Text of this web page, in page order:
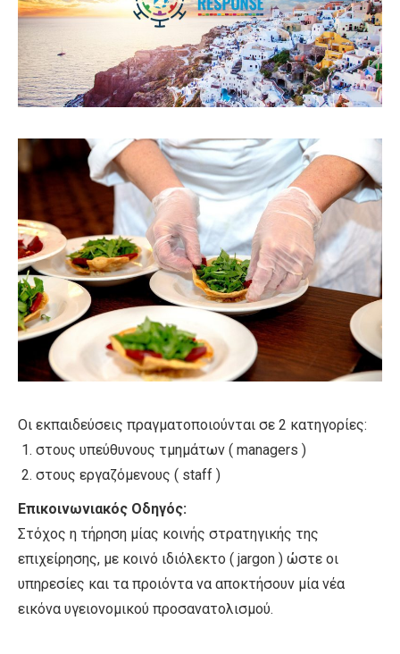
Οι εκπαιδεύσεις πραγματοποιούνται σε 2 κατηγορίες:
στους υπεύθυνους τμημάτων ( managers )
στους εργαζόμενους ( staff )
Επικοινωνιακός Οδηγός:
Στόχος η τήρηση μίας κοινής στρατηγικής της
επιχείρησης, με κοινό ιδιόλεκτο ( jargon ) ώστε οι
υπηρεσίες και τα προιόντα να αποκτήσουν μία νέα
εικόνα υγειονομικού προσανατολισμού.